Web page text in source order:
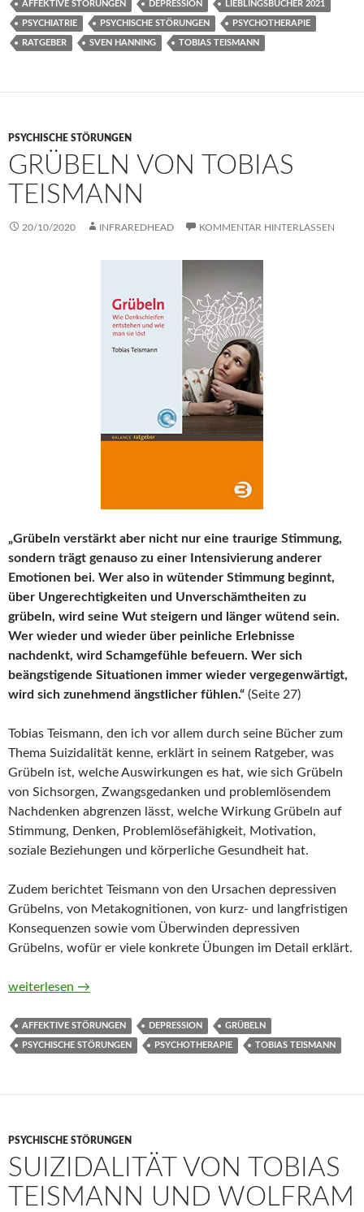
AFFEKTIVE STÖRUNGEN DEPRESSION LIEBLINGSBÜCHER 2021
PSYCHIATRIE PSYCHISCHE STÖRUNGEN PSYCHOTHERAPIE
RATGEBER SVEN HANNING TOBIAS TEISMANN
PSYCHISCHE STÖRUNGEN
GRÜBELN VON TOBIAS
TEISMANN
20/10/2020 INFRAREDHEAD KOMMENTAR HINTERLASSEN
„Grübeln verstärkt aber nicht nur eine traurige Stimmung,
sondern trägt genauso zu einer Intensivierung anderer
Emotionen bei. Wer also in wütender Stimmung beginnt,
über Ungerechtigkeiten und Unverschämtheiten zu
grübeln, wird seine Wut steigern und länger wütend sein.
Wer wieder und wieder über peinliche Erlebnisse
nachdenkt, wird Schamgefühle befeuern. Wer sich
beängstigende Situationen immer wieder vergegenwärtigt,
wird sich zunehmend ängstlicher fühlen.“ (Seite 27)
Tobias Teismann, den ich vor allem durch seine Bücher zum
Thema Suizidalität kenne, erklärt in seinem Ratgeber, was
Grübeln ist, welche Auswirkungen es hat, wie sich Grübeln
von Sichsorgen, Zwangsgedanken und problemlösendem
Nachdenken abgrenzen lässt, welche Wirkung Grübeln auf
Stimmung, Denken, Problemlösefähigkeit, Motivation,
soziale Beziehungen und körperliche Gesundheit hat.
Zudem berichtet Teismann von den Ursachen depressiven
Grübelns, von Metakognitionen, von kurz- und langfristigen
Konsequenzen sowie vom Überwinden depressiven
Grübelns, wofür er viele konkrete Übungen im Detail erklärt.
Grübeln von Tobias Teismann
weiterlesen →
AFFEKTIVE STÖRUNGEN DEPRESSION GRÜBELN
PSYCHISCHE STÖRUNGEN PSYCHOTHERAPIE TOBIAS TEISMANN
PSYCHISCHE STÖRUNGEN
SUIZIDALITÄT VON TOBIAS
TEISMANN UND WOLFRAM